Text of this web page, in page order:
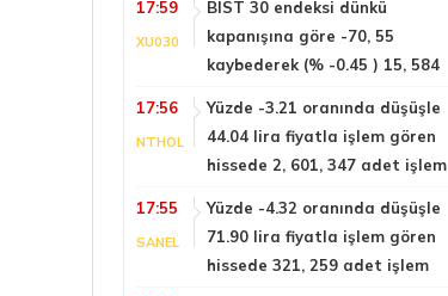
17:59
XU030
BIST 30 endeksi dünkü
kapanışına göre -70, 55
kaybederek (% -0.45 ) 15, 584
17:56
NTHOL
Yüzde -3.21 oranında düşüşle
44.04 lira fiyatla işlem gören
hissede 2, 601, 347 adet işlem
17:55
SANEL
Yüzde -4.32 oranında düşüşle
71.90 lira fiyatla işlem gören
hissede 321, 259 adet işlem